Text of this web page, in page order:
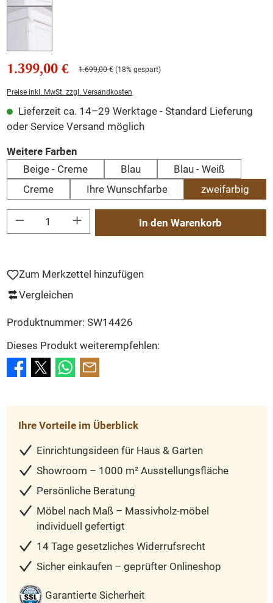
1.399,00 € 1.699,00 € (18% gespart)
Preise inkl. MwSt. zzgl. Versandkosten
Lieferzeit ca. 14–29 Werktage - Standard Lieferung
oder Service Versand möglich
Weitere Farben
Beige - Creme
Blau
Blau - Weiß
Creme
Ihre Wunschfarbe zweifarbig
Produkt Anzahl: Gib den gewünschten Wert ein oder benutze die Schaltflächen
In den Warenkorb
Zum Merkzettel hinzufügen
Vergleichen
Produktnummer: SW14426
Dieses Produkt weiterempfehlen:
Ihre Vorteile im Überblick
Einrichtungsideen für Haus & Garten
Showroom – 1000 m² Ausstellungsfläche
Persönliche Beratung
Möbel nach Maß – Massivholz-möbel
individuell gefertigt
14 Tage gesetzliches Widerrufsrecht
Sicher einkaufen – geprüfter Onlineshop
Garantierte Sicherheit